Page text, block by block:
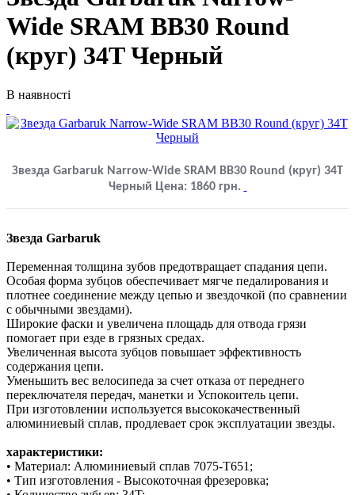
Wide SRAM BB30 Round
(круг) 34T Черный
В наявності
Звезда Garbaruk Narrow-Wide SRAM BB30 Round (круг) 34T
Черный Цена:1860 грн.
Звезда Garbaruk
Переменная толщина зубов предотвращает спадания цепи.
Особая форма зубцов обеспечивает мягче педалирования и
плотнее соединение между цепью и звездочкой (по сравнении
с обычными звездами).
Широкие фаски и увеличена площадь для отвода грязи
помогает при езде в грязных средах.
Увеличенная высота зубцов повышает эффективность
содержания цепи.
Уменьшить вес велосипеда за счет отказа от переднего
переключателя передач, манетки и Успокоитель цепи.
При изготовлении используется высококачественный
алюминиевый сплав, продлевает срок эксплуатации звезды.
характеристики:
• Материал: Алюминиевый сплав 7075-T651;
• Тип изготовления - Высокоточная фрезеровка;